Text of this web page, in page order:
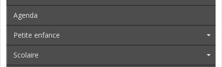
Agenda
Petite enfance
Scolaire